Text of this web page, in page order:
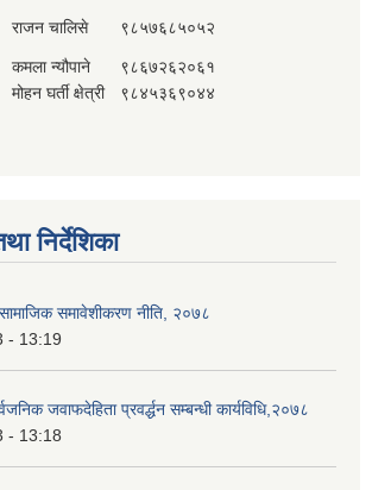
राजन चालिसे ९८५७६८५०५२
कमला न्यौपाने
९८६७२६२०६१
मोहन घर्ती क्षेत्री
९८४५३६९०४४
निर्देशिका
समावेशीकरण नीति, २०७८
- 13:19
जवाफदेहिता प्रवर्द्धन सम्बन्धी कार्यविधि,२०७८
- 13:18